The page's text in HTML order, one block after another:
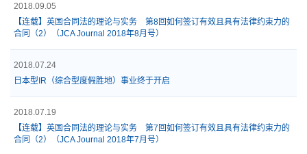
2018.09.05
【连载】英国合同法的理论与实务 第8回如何签订有效且具有法律约束力的
合同（2）（JCA Journal 2018年8月号）
2018.07.24
日本型IR（综合型度假胜地）事业终于开启
2018.07.19
【连载】英国合同法的理论与实务 第7回如何签订有效且具有法律约束力的
合同（2）（JCA Journal 2018年7月号）